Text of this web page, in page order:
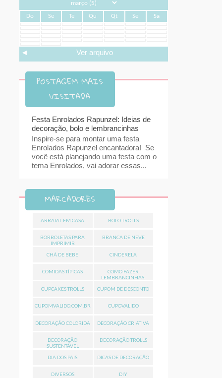
Do Se Te Qu Qt Se Sa
◄ Ver arquivo
POSTAGEM MAIS
VISITADA
Festa Enrolados Rapunzel: Ideias de
decoração, bolo e lembrancinhas
Inspire-se para montar uma festa
Enrolados Rapunzel encantadora! Se
você está planejando uma festa com o
tema Enrolados, vai adorar essas...
MARCADORES
ARRAIAL EM CASA BOLO TROLLS
BORBOLETAS PARA
IMPRIMIR
BRANCA DE NEVE
CHÁ DE BEBE CINDERELA
COMIDAS TÍPICAS
COMO FAZER
LEMBRANCINHAS.
CUPCAKES TROLLS
CUPOM DE DESCONTO
CUPOMVALIDO.COM.BR CUPOVALIDO
DECORAÇÃO COLORIDA DECORAÇÃO CRIATIVA
DECORAÇÃO
SUSTENTÁVEL
DECORAÇÃO TROLLS
DIA DOS PAIS DICAS DE DECORAÇÃO
DIVERSOS DIY